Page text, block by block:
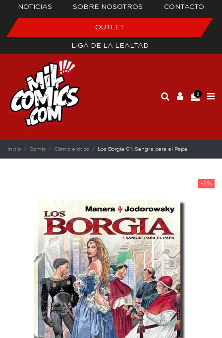
NOTICIAS SOBRE NOSOTROS CONTACTO
OUTLET
LIGA DE LA LEALTAD
0
Inicio Cómic Cómic erótico Los Borgia 01: Sangre para el Papa
-5%